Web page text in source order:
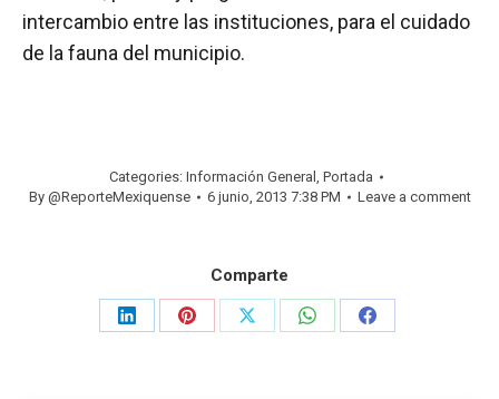
intercambio entre las instituciones, para el cuidado
de la fauna del municipio.
Categories: Información General , Portada
By @ReporteMexiquense 6 junio, 2013 7:38 PM Leave a comment
Comparte
Share
Share
Share
Share
Share